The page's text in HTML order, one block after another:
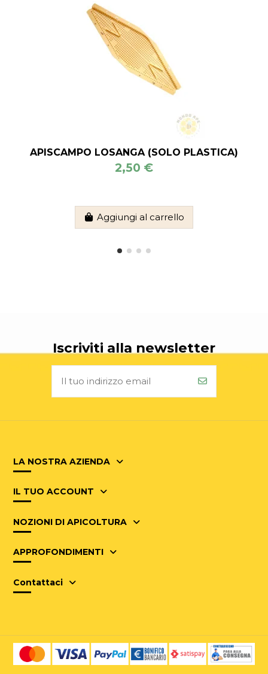
APISCAMPO LOSANGA (SOLO PLASTICA)
2,50 €
Aggiungi al carrello
Iscriviti alla newsletter
LA NOSTRA AZIENDA
IL TUO ACCOUNT
NOZIONI DI APICOLTURA
APPROFONDIMENTI
Contattaci